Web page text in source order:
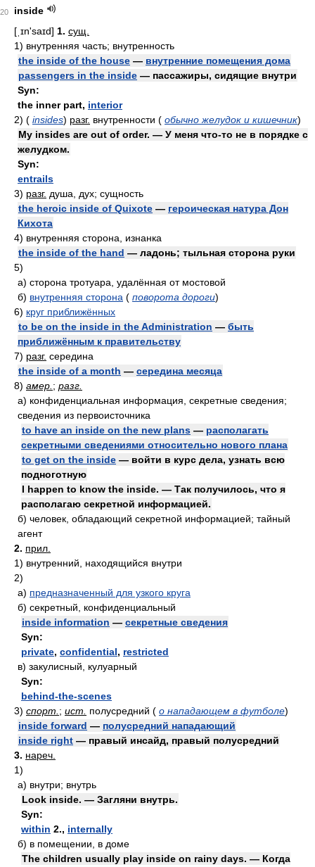
20
inside
[ˌɪn'saɪd] 1. сущ.
1) внутренняя часть; внутренность
the inside of the house — внутренние помещения дома
passengers in the inside — пассажиры, сидящие внутри
Syn:
the inner part, interior
2) ( insides) разг. внутренности ( обычно желудок и кишечник)
My insides are out of order. — У меня что-то не в порядке с
желудком.
Syn:
entrails
3) разг. душа, дух; сущность
the heroic inside of Quixote — героическая натура Дон
Кихота
4) внутренняя сторона, изнанка
the inside of the hand — ладонь; тыльная сторона руки
5)
а) сторона тротуара, удалённая от мостовой
б) внутренняя сторона ( поворота дороги)
6) круг приближённых
to be on the inside in the Administration — быть
приближённым к правительству
7) разг. середина
the inside of a month — середина месяца
8) амер. ; разг.
а) конфиденциальная информация, секретные сведения;
сведения из первоисточника
to have an inside on the new plans — располагать
секретными сведениями относительно нового плана
to get on the inside — войти в курс дела, узнать всю
подноготную
I happen to know the inside. — Так получилось, что я
располагаю секретной информацией.
б) человек, обладающий секретной информацией; тайный
агент
2. прил.
1) внутренний, находящийся внутри
2)
а) предназначенный для узкого круга
б) секретный, конфиденциальный
inside information — секретные сведения
Syn:
private, confidential, restricted
в) закулисный, кулуарный
Syn:
behind-the-scenes
3) спорт. ; ист. полусредний ( о нападающем в футболе)
inside forward — полусредний нападающий
inside right — правый инсайд, правый полусредний
3. нареч.
1)
а) внутри; внутрь
Look inside. — Загляни внутрь.
Syn:
within 2., internally
б) в помещении, в доме
The children usually play inside on rainy days. — Когда